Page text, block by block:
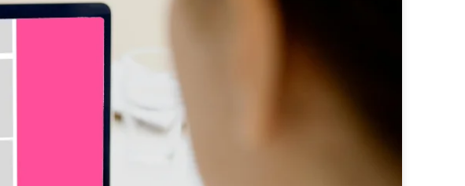
storys, die perfekt in den content integriert sind
in echtzeit mit programmatic ads für maximale effizienz